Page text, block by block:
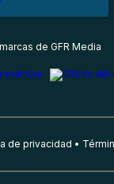
de GFR Media
de privacidad